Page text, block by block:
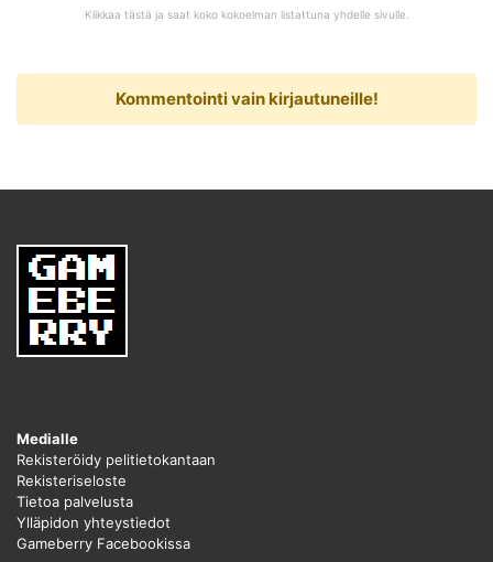
Klikkaa tästä ja saat koko kokoelman listattuna yhdelle sivulle.
Kommentointi vain kirjautuneille!
Medialle
Rekisteröidy pelitietokantaan
Rekisteriseloste
Tietoa palvelusta
Ylläpidon yhteystiedot
Gameberry Facebookissa